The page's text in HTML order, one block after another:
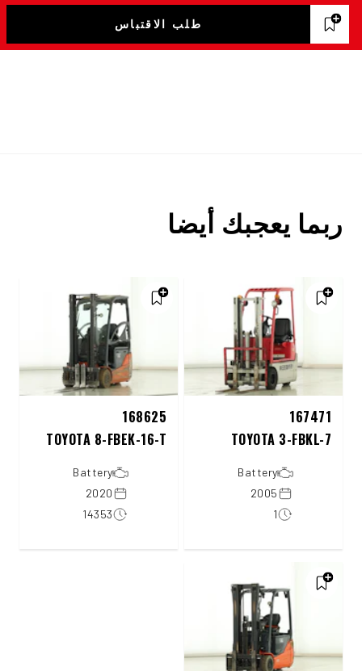
طلب الاقتباس
ربما يعجبك أيضا
167471
TOYOTA 3-FBKL-7
Battery
2005
1
168625
TOYOTA 8-FBEK-16-T
Battery
2020
14353